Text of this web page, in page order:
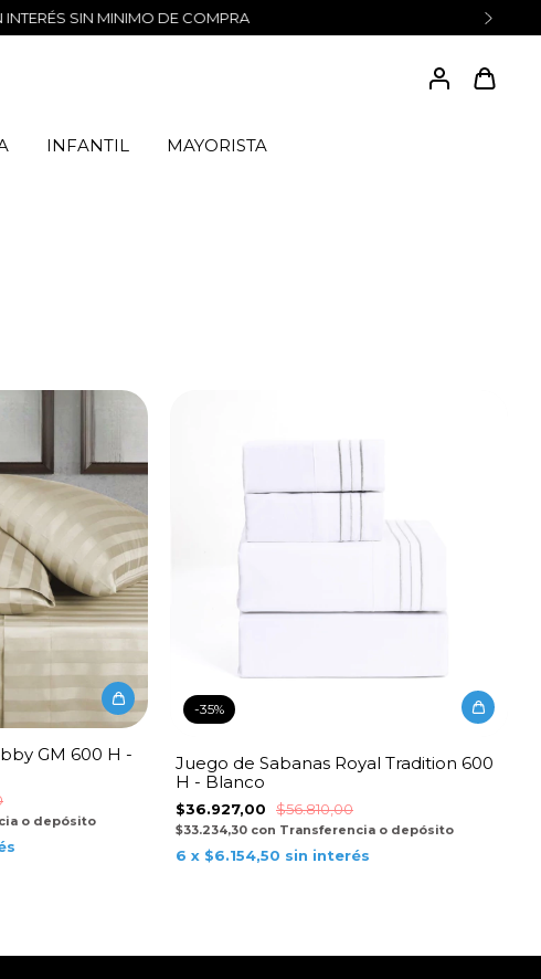
INFANTIL MAYORISTA
GM 600 H -
o depósito
-35%
Juego de Sabanas Royal Tradition 600
H - Blanco
$36.927,00 $56.810,00
$33.234,30 con Transferencia o depósito
6 x $6.154,50 sin interés